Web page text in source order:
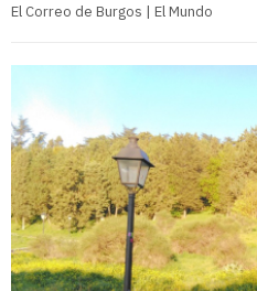
El Correo de Burgos | El Mundo